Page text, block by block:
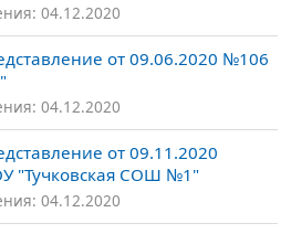
04.12.2020
от 09.06.2020 №106
04.12.2020
от 09.11.2020
"Тучковская СОШ №1"
04.12.2020